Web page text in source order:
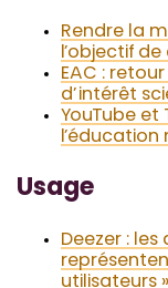
Rendre la
l’objectif
EAC :
d’intérêt
YouTube et
l’éducation
Usage
Deezer :
utilisateurs »